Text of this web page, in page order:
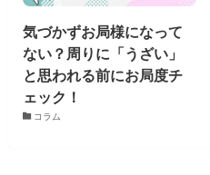
気づかずお局様になって
ない？周りに「うざい」
と思われる前にお局度チ
ェック！
コラム